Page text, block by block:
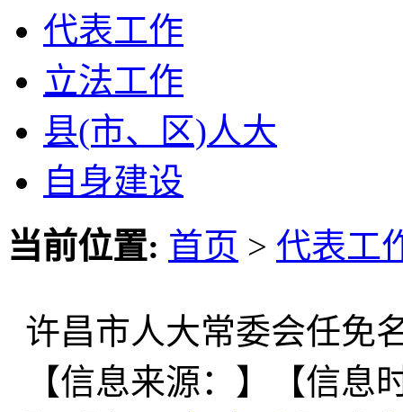
代表工作
立法工作
县(市、区)人大
自身建设
当前位置: 首页 > 代表工
许昌市人大常委会任免
【信息来源： 】
【信息